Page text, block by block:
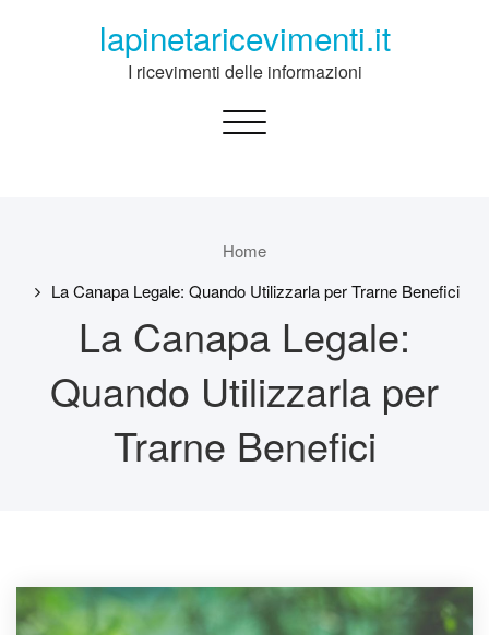
lapinetaricevimenti.it
I ricevimenti delle informazioni
Toggle
Home
La Canapa Legale: Quando Utilizzarla per Trarne Benefici
La Canapa Legale:
Quando Utilizzarla per
Trarne Benefici